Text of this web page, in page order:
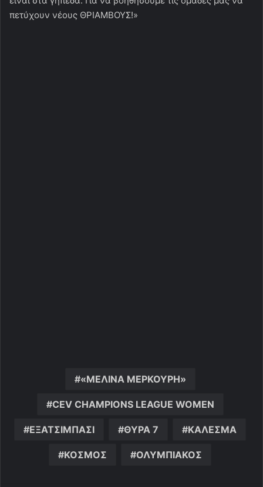
πετύχουν νέους ΘΡΙΑΜΒΟΥΣ!»
«ΜΕΛΙΝΑ ΜΕΡΚΟΥΡΗ»
CEV CHAMPIONS LEAGUE WOMEN
ΕΞΑΤΣΙΜΠΑΣΙ ΘΥΡΑ 7 ΚΑΛΕΣΜΑ
ΚΟΣΜΟΣ ΟΛΥΜΠΙΑΚΟΣ